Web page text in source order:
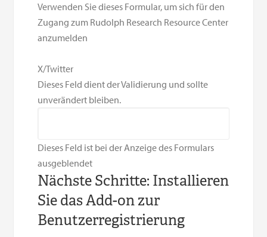
Verwenden Sie dieses Formular, um sich für den
Zugang zum Rudolph Research Resource Center
anzumelden
X/Twitter
Dieses Feld dient der Validierung und sollte
unverändert bleiben.
Dieses Feld ist bei der Anzeige des Formulars
ausgeblendet
Nächste Schritte: Installieren
Sie das Add-on zur
Benutzerregistrierung